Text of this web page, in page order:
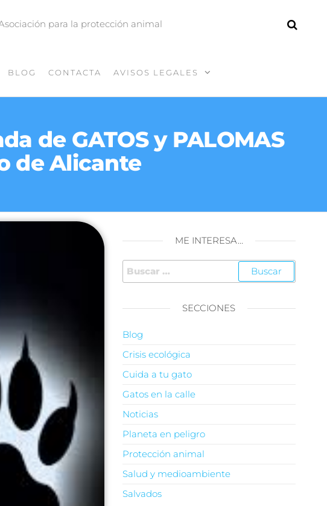
para la protección animal
BLOG CONTACTA AVISOS LEGALES
de GATOS y PALOMAS
de Alicante
ME INTERESA…
SECCIONES
Blog
Crisis ecológica
Cuida a tu gato
Gatos en la calle
Noticias
Planeta en peligro
Protección animal
Salud y medioambiente
Salvados